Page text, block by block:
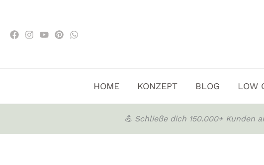
springen
HOME KONZEPT BLOG LOW
💪 Schließe dich 150.000+ Kunden